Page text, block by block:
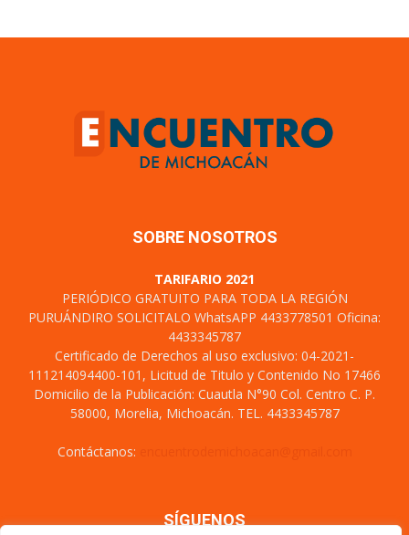
SOBRE NOSOTROS
TARIFARIO 2021
PERIÓDICO GRATUITO PARA TODA LA REGIÓN
PURUÁNDIRO SOLICITALO WhatsAPP 4433778501 Oficina:
4433345787
Certificado de Derechos al uso exclusivo: 04-2021-
111214094400-101, Licitud de Titulo y Contenido No 17466
Domicilio de la Publicación: Cuautla N°90 Col. Centro C. P.
58000, Morelia, Michoacán. TEL. 4433345787
Contáctanos:
SÍGUENOS